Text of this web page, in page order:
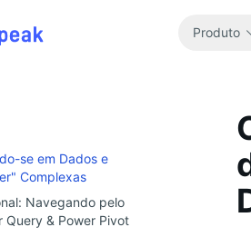
Produto
se em Dados e
Complexas
Navegando pelo
Query & Power Pivot